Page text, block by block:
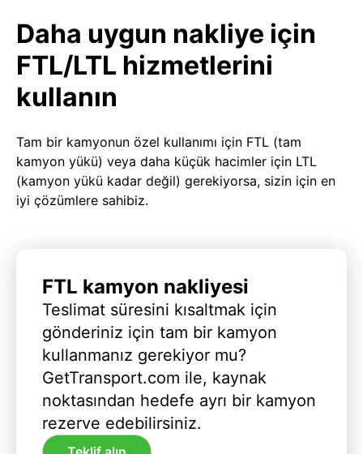
Daha uygun nakliye için
FTL/LTL hizmetlerini
kullanın
Tam bir kamyonun özel kullanımı için FTL (tam
kamyon yükü) veya daha küçük hacimler için LTL
(kamyon yükü kadar değil) gerekiyorsa, sizin için en
iyi çözümlere sahibiz.
FTL kamyon nakliyesi
Teslimat süresini kısaltmak için
gönderiniz için tam bir kamyon
kullanmanız gerekiyor mu?
GetTransport.com ile, kaynak
noktasından hedefe ayrı bir kamyon
rezerve edebilirsiniz.